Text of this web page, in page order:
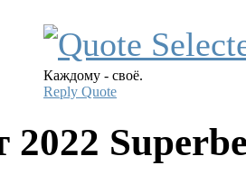
Каждому - своё.
Reply Quote
2022